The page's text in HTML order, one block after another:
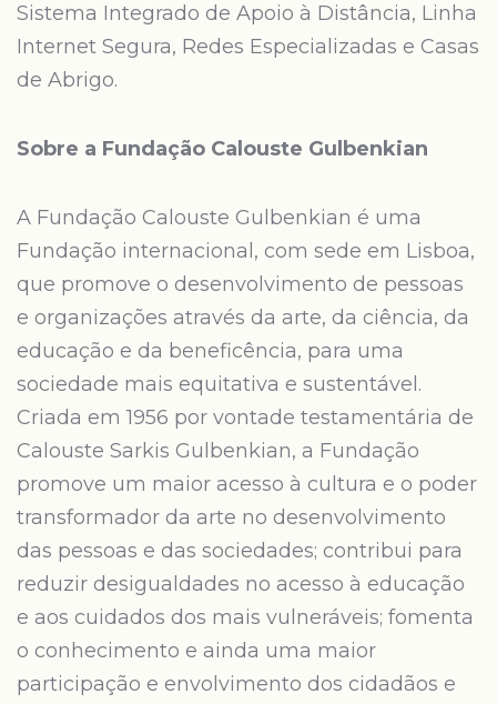
Sistema Integrado de Apoio à Distância, Linha
Internet Segura, Redes Especializadas e Casas
de Abrigo.
Sobre a Fundação Calouste Gulbenkian
A Fundação Calouste Gulbenkian é uma
Fundação internacional, com sede em Lisboa,
que promove o desenvolvimento de pessoas
e organizações através da arte, da ciência, da
educação e da beneficência, para uma
sociedade mais equitativa e sustentável.
Criada em 1956 por vontade testamentária de
Calouste Sarkis Gulbenkian, a Fundação
promove um maior acesso à cultura e o poder
transformador da arte no desenvolvimento
das pessoas e das sociedades; contribui para
reduzir desigualdades no acesso à educação
e aos cuidados dos mais vulneráveis; fomenta
o conhecimento e ainda uma maior
participação e envolvimento dos cidadãos e